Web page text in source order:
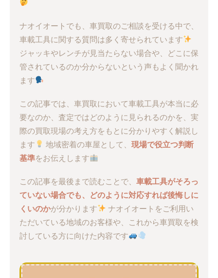
ナオイオートでも、車買取のご相談を受ける中で、
車載工具に関する質問は多く寄せられています
ジャッキやレンチが見当たらない場合や、どこに保
管されているのか分からないという声もよく聞かれ
ます
この記事では、車買取において車載工具が本当に必
要なのか、査定ではどのように見られるのかを、実
際の買取現場の考え方をもとに分かりやすく解説し
ます
地域密着の車屋として、現場で役立つ判断
基準をお伝えします
この記事を最後まで読むことで、 車載工具がそろっ
ていない場合でも、どのように対応すれば後悔しに
くいのかが分かります
ナオイオートをご利用い
ただいている地域のお客様や、これから車買取を検
討している方に向けた内容です